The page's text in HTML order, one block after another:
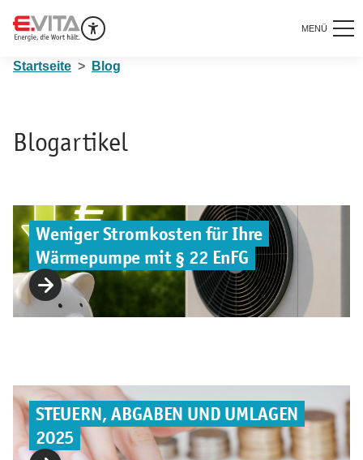
MENÜ
Startseite Blog
Blogartikel
Weniger Stromkosten für Ihre
Wärmepumpe mit § 22 EnFG
STEUERN, ABGABEN UND UMLAGEN
2025